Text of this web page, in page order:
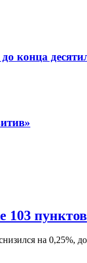
конца
103 пунктов
на 0,25%,